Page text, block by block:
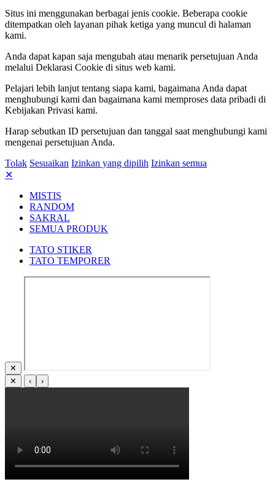
Situs ini menggunakan berbagai jenis cookie. Beberapa cookie
ditempatkan oleh layanan pihak ketiga yang muncul di halaman
kami.
Anda dapat kapan saja mengubah atau menarik persetujuan Anda
melalui Deklarasi Cookie di situs web kami.
Pelajari lebih lanjut tentang siapa kami, bagaimana Anda dapat
menghubungi kami dan bagaimana kami memproses data pribadi di
Kebijakan Privasi kami.
Harap sebutkan ID persetujuan dan tanggal saat menghubungi kami
mengenai persetujuan Anda.
Tolak Sesuaikan Izinkan yang dipilih Izinkan semua
✕
MISTIS
RANDOM
SAKRAL
SEMUA PRODUK
TATO STIKER
TATO TEMPORER
✕
✕
‹ ›